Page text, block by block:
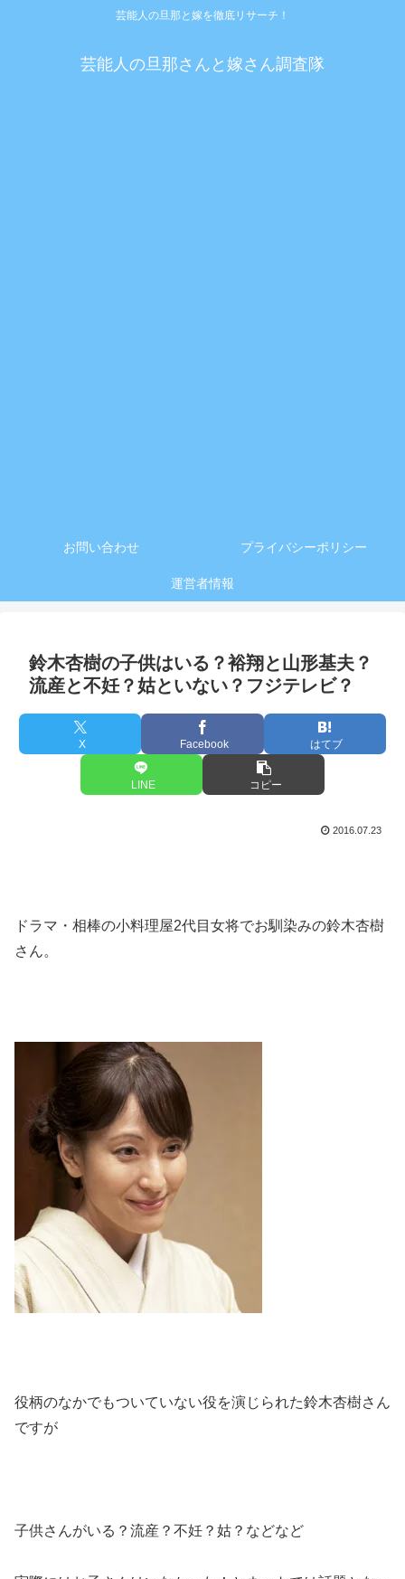
芸能人の旦那と嫁を徹底リサーチ！
芸能人の旦那さんと嫁さん調査隊
お問い合わせ プライバシーポリシー
運営者情報
鈴木杏樹の子供はいる？裕翔と山形基夫？
流産と不妊？姑といない？フジテレビ？
X Facebook はてブ
LINE コピー
2016.07.23
ドラマ・相棒の小料理屋2代目女将でお馴染みの鈴木杏樹
さん。
役柄のなかでもついていない役を演じられた鈴木杏樹さん
ですが
子供さんがいる？流産？不妊？姑？などなど